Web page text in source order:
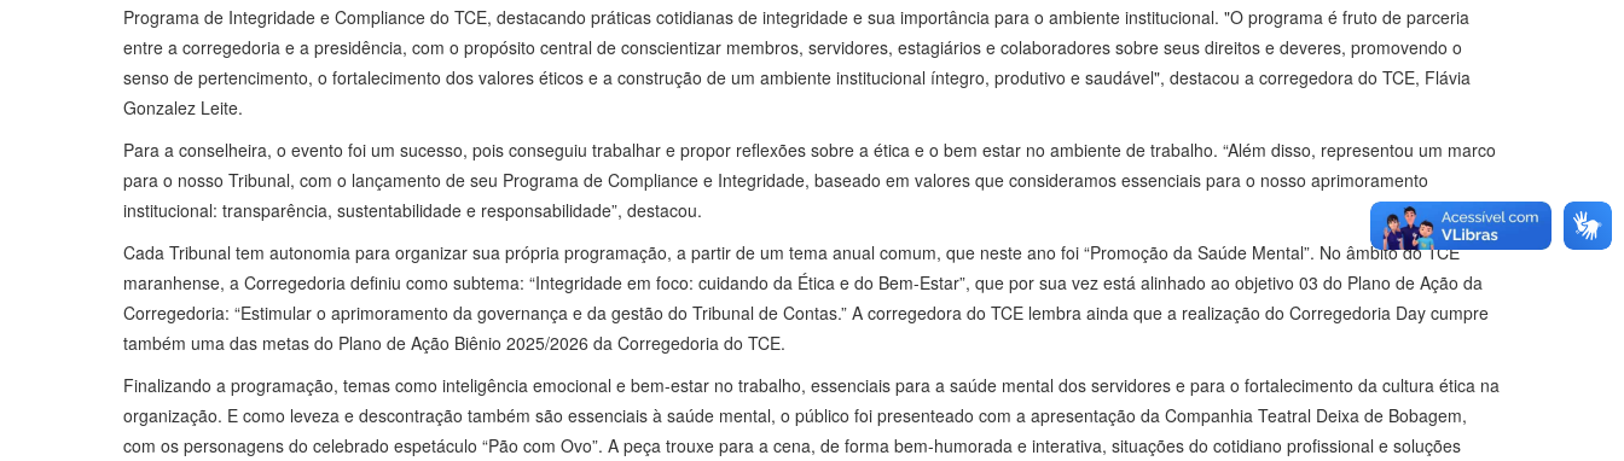
Programa de Integridade e Compliance do TCE, destacando práticas cotidianas de integridade e sua importância para o ambiente institucional. "O programa é fruto de parceria
entre a corregedoria e a presidência, com o propósito central de conscientizar membros, servidores, estagiários e colaboradores sobre seus direitos e deveres, promovendo o
senso de pertencimento, o fortalecimento dos valores éticos e a construção de um ambiente institucional íntegro, produtivo e saudável", destacou a corregedora do TCE, Flávia
Gonzalez Leite.
Para a conselheira, o evento foi um sucesso, pois conseguiu trabalhar e propor reflexões sobre a ética e o bem estar no ambiente de trabalho. “Além disso, representou um marco
para o nosso Tribunal, com o lançamento de seu Programa de Compliance e Integridade, baseado em valores que consideramos essenciais para o nosso aprimoramento
institucional: transparência, sustentabilidade e responsabilidade”, destacou.
Cada Tribunal tem autonomia para organizar sua própria programação, a partir de um tema anual comum, que neste ano foi “Promoção da Saúde Mental”. No âmbito do TCE
maranhense, a Corregedoria definiu como subtema: “Integridade em foco: cuidando da Ética e do Bem-Estar”, que por sua vez está alinhado ao objetivo 03 do Plano de Ação da
Corregedoria: “Estimular o aprimoramento da governança e da gestão do Tribunal de Contas.” A corregedora do TCE lembra ainda que a realização do Corregedoria Day cumpre
também uma das metas do Plano de Ação Biênio 2025/2026 da Corregedoria do TCE.
Finalizando a programação, temas como inteligência emocional e bem-estar no trabalho, essenciais para a saúde mental dos servidores e para o fortalecimento da cultura ética na
organização. E como leveza e descontração também são essenciais à saúde mental, o público foi presenteado com a apresentação da Companhia Teatral Deixa de Bobagem,
com os personagens do celebrado espetáculo “Pão com Ovo”. A peça trouxe para a cena, de forma bem-humorada e interativa, situações do cotidiano profissional e soluções